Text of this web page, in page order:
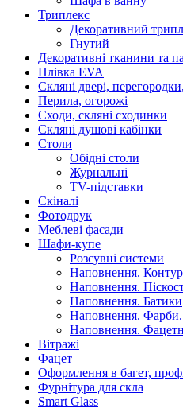
Триплекс
Декоративний
Гнутий
Декоративні тканини та
Плівка EVA
Скляні двері,
Перила, огорожі
Сходи, скляні сходинки
Скляні душові кабінки
Столи
Обідні столи
Журнальні
ТV-підставки
Скіналі
Фотодрук
Меблеві фасади
Шафи-купе
Розсувні системи
Наповнення.
Наповнення.
Наповнення. Батики
Наповнення. Фарби.
Наповнення.
Вітражі
Фацет
Оформлення в багет,
Фурнітура для скла
Smart Glass